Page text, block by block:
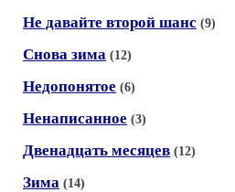
Не давайте второй шанс (9)
Снова зима (12)
Недопонятое (6)
Ненаписанное (3)
Двенадцать месяцев (12)
Зима (14)